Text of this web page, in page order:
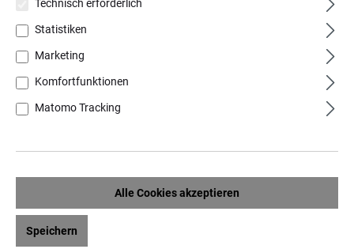
Technisch erforderlich
Statistiken
Marketing
Komfortfunktionen
Matomo Tracking
Alle Cookies akzeptieren
Speichern